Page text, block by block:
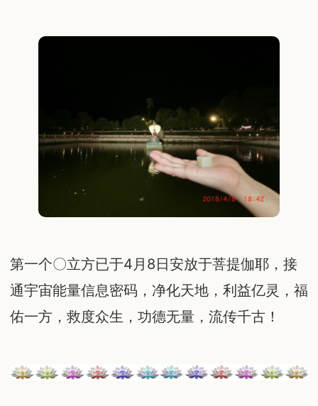
第一个〇立方已于4月8日安放于菩提伽耶，接
通宇宙能量信息密码，净化天地，利益亿灵，福
佑一方，救度众生，功德无量，流传千古！